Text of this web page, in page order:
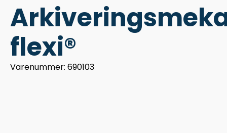
flexi®
Varenummer: 690103